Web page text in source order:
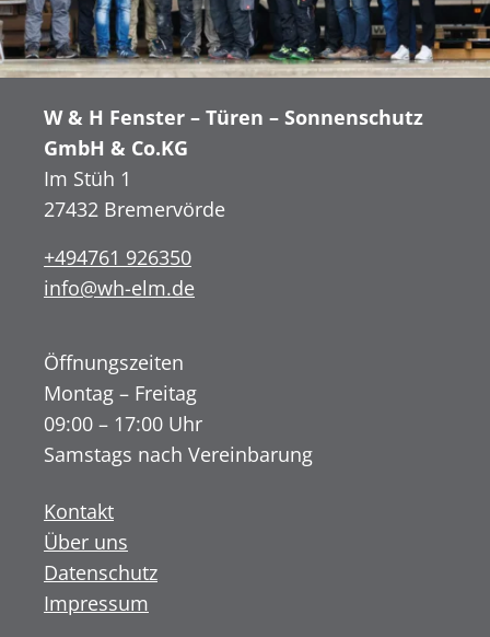
W & H Fenster – Türen – Sonnenschutz
GmbH & Co.KG
Im Stüh 1
27432 Bremervörde
+494761 926350
info@wh-elm.de
Öffnungszeiten
Montag – Freitag
09:00 – 17:00 Uhr
Samstags nach Vereinbarung
Kontakt
Über uns
Datenschutz
Impressum